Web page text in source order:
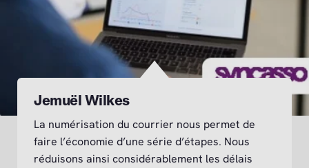
Jemuël Wilkes
La numérisation du courrier nous permet de
faire l’économie d’une série d’étapes. Nous
réduisons ainsi considérablement les délais